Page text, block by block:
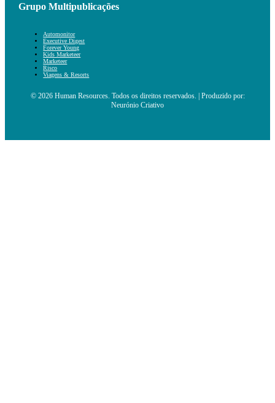
Grupo Multipublicações
Automonitor
Executive Digest
Forever Young
Kids Marketeer
Marketeer
Risco
Viagens & Resorts
© 2026 Human Resources. Todos os direitos reservados. | Produzido por:
Neurónio Criativo